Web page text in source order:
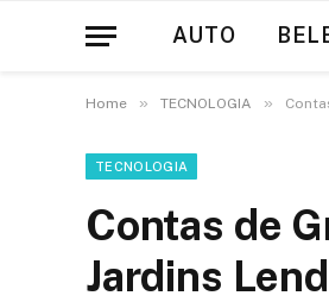
AUTO
Home » TECNOLOGIA »
TECNOLOGIA
Contas de
Jardins